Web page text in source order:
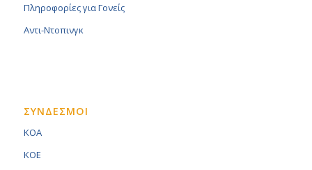
Πληροφορίες για Γονείς
Αντι-Ντοπινγκ
ΣΥΝΔΕΣΜΟΙ
KOA
KOE